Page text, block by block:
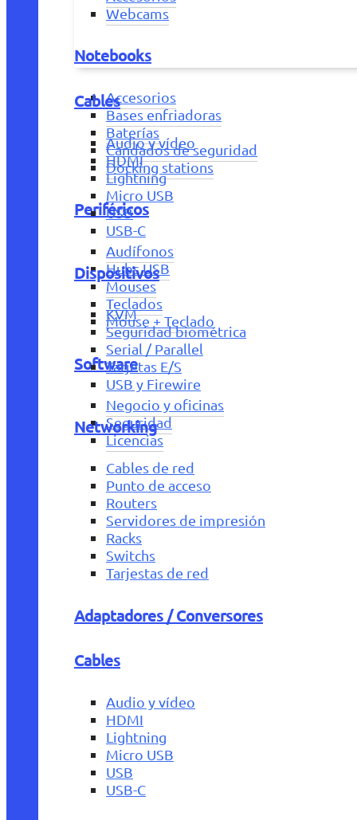
Webcams
Notebooks
Accesorios
Bases enfriadoras
Baterías
Candados de seguridad
Docking stations
Periféricos
Audífonos
Hubs USB
Mouses
Teclados
Mouse + Teclado
Software
Negocio y oficinas
Seguridad
Licencias
Cables
Audio y vídeo
HDMI
Lightning
Micro USB
USB
USB-C
Dispositivos
KVM
Seguridad biométrica
Serial / Parallel
Tarjetas E/S
USB y Firewire
Networking
Cables de red
Punto de acceso
Routers
Servidores de impresión
Racks
Switchs
Tarjestas de red
Adaptadores / Conversores
Cables
Audio y vídeo
HDMI
Lightning
Micro USB
USB
USB-C